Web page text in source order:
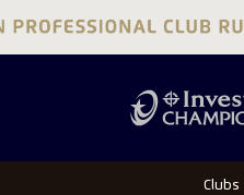
Clubs